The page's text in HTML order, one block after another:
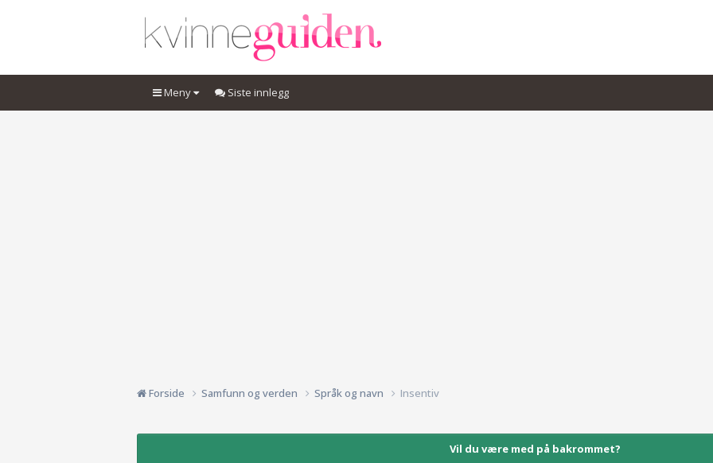
Meny Siste innlegg
Forside Samfunn og verden Språk og navn Insentiv
Vil du være med på bakrommet?